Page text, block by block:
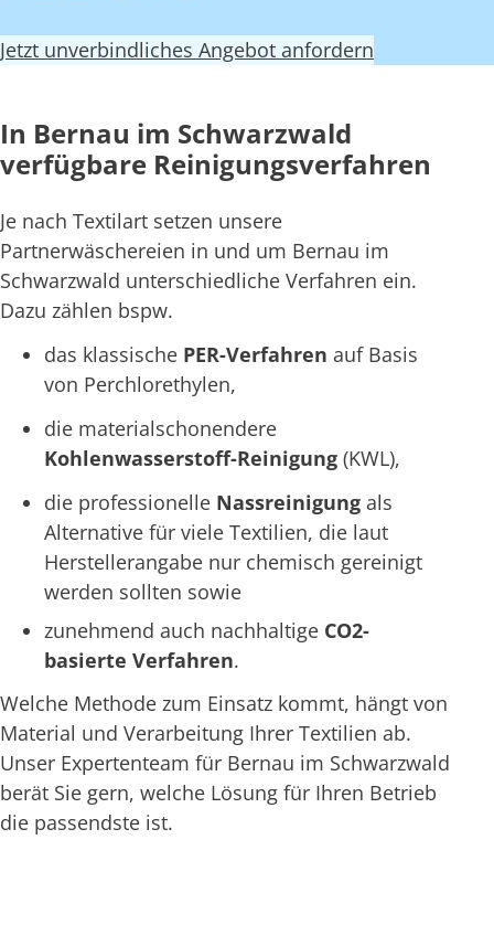
Jetzt unverbindliches Angebot anfordern
In Bernau im Schwarzwald
verfügbare Reinigungsverfahren
Je nach Textilart setzen unsere
Partnerwäschereien in und um Bernau im
Schwarzwald unterschiedliche Verfahren ein.
Dazu zählen bspw.
das klassische PER-Verfahren auf Basis
von Perchlorethylen,
die materialschonendere
Kohlenwasserstoff-Reinigung (KWL),
die professionelle Nassreinigung als
Alternative für viele Textilien, die laut
Herstellerangabe nur chemisch gereinigt
werden sollten sowie
zunehmend auch nachhaltige CO2-
basierte Verfahren.
Welche Methode zum Einsatz kommt, hängt von
Material und Verarbeitung Ihrer Textilien ab.
Unser Expertenteam für Bernau im Schwarzwald
berät Sie gern, welche Lösung für Ihren Betrieb
die passendste ist.